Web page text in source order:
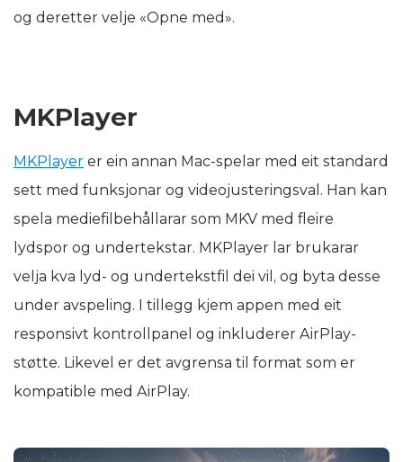
og deretter velje «Opne med».
MKPlayer
MKPlayer er ein annan Mac-spelar med eit standard
sett med funksjonar og videojusteringsval. Han kan
spela mediefilbehållarar som MKV med fleire
lydspor og undertekstar. MKPlayer lar brukarar
velja kva lyd- og undertekstfil dei vil, og byta desse
under avspeling. I tillegg kjem appen med eit
responsivt kontrollpanel og inkluderer AirPlay-
støtte. Likevel er det avgrensa til format som er
kompatible med AirPlay.